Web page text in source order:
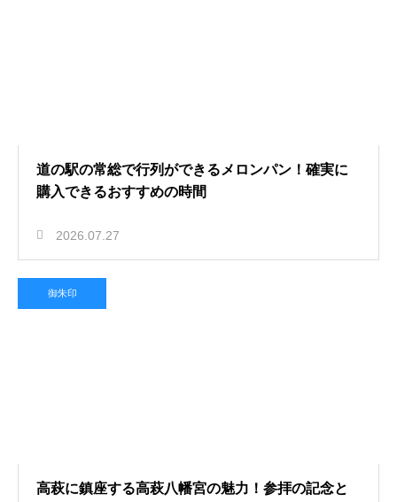
道の駅の常総で行列ができるメロンパン！確実に
購入できるおすすめの時間
2026.07.27
御朱印
高萩に鎮座する高萩八幡宮の魅力！参拝の記念と